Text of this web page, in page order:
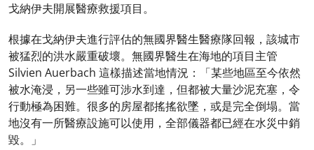
戈納伊夫開展醫療救援項目。
根據在戈納伊夫進行評估的無國界醫生醫療隊回報，該城市
被猛烈的洪水嚴重破壞。無國界醫生在海地的項目主管
Silvien Auerbach 這樣描述當地情況：「某些地區至今依然
被水淹浸，另一些雖可涉水到達，但都被大量沙泥充塞，令
行動極為困難。很多的房屋都搖搖欲墜，或是完全倒塌。當
地沒有一所醫療設施可以使用，全部儀器都已經在水災中銷
毀。」